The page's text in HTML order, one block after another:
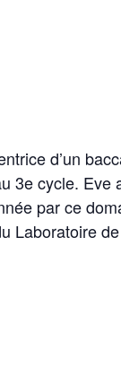
d’un
3e cycle. Eve
par ce
Laboratoire